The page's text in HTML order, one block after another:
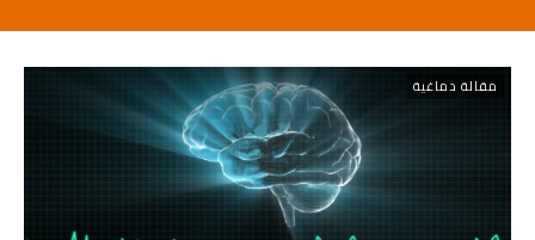
مقالة دماغية